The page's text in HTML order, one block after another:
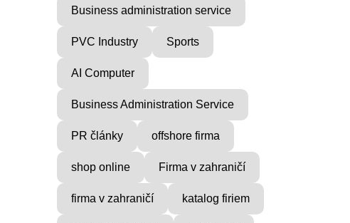
Business administration service
PVC Industry Sports
AI Computer
Business Administration Service
PR články offshore firma
shop online Firma v zahraničí
firma v zahraničí katalog firiem